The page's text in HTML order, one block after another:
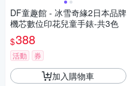
DF童趣館 - 冰雪奇緣2日本品牌
機芯數位印花兒童手錶-共3色
$388
活動 券
加入購物車